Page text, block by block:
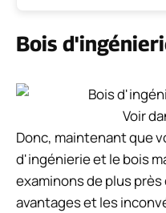
Bois
Voir
Donc, maintenant que
d'ingénierie et le bois
examinons de plus
avantages et les